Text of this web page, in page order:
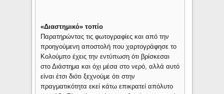
«Διαστημικό» τοπίο
Παρατηρώντας τις φωτογραφίες και από την
προηγούμενη αποστολή που χαρτογράφησε το
Κολούμπο έχεις την εντύπωση ότι βρίσκεσαι
στο Διάστημα και όχι μέσα στο νερό, αλλά αυτό
είναι έτσι διότι ξεχνούμε ότι στην
πραγματικότητα εκεί κάτω επικρατεί απόλυτο